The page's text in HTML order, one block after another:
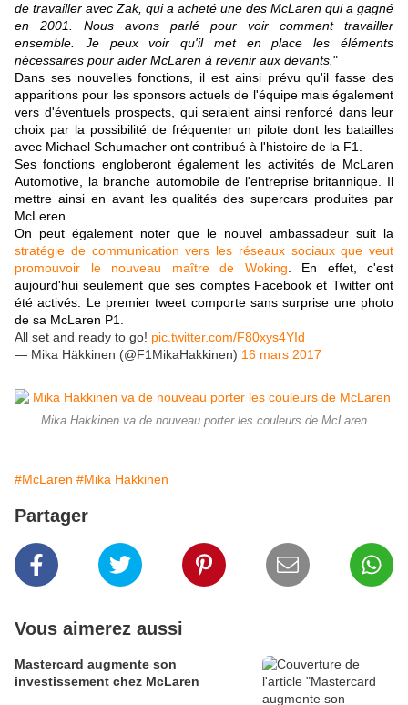
de travailler avec Zak, qui a acheté une des McLaren qui a gagné
en 2001. Nous avons parlé pour voir comment travailler
ensemble. Je peux voir qu'il met en place les éléments
nécessaires pour aider McLaren à revenir aux devants. "
Dans ses nouvelles fonctions, il est ainsi prévu qu'il fasse des
apparitions pour les sponsors actuels de l'équipe mais également
vers d'éventuels prospects, qui seraient ainsi renforcé dans leur
choix par la possibilité de fréquenter un pilote dont les batailles
avec Michael Schumacher ont contribué à l'histoire de la F1.
Ses fonctions engloberont également les activités de McLaren
Automotive, la branche automobile de l'entreprise britannique. Il
mettre ainsi en avant les qualités des supercars produites par
McLeren.
On peut également noter que le nouvel ambassadeur suit la
stratégie de communication vers les réseaux sociaux que veut
promouvoir le nouveau maître de Woking . En effet, c'est
aujourd'hui seulement que ses comptes Facebook et Twitter ont
été activés. Le premier tweet comporte sans surprise une photo
de sa McLaren P1.
All set and ready to go! pic.twitter.com/F80xys4YId
— Mika Häkkinen (@F1MikaHakkinen) 16 mars 2017
Mika Hakkinen va de nouveau porter les couleurs de McLaren
#McLaren #Mika Hakkinen
Partager
Vous aimerez aussi
Mastercard augmente son
investissement chez McLaren